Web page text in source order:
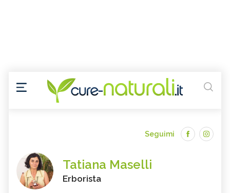
Seguimi
Tatiana Maselli
Erborista